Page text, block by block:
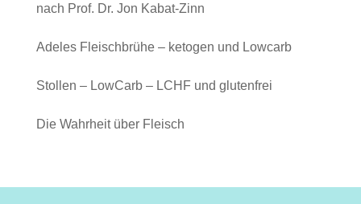
nach Prof. Dr. Jon Kabat-Zinn
Adeles Fleischbrühe – ketogen und Lowcarb
Stollen – LowCarb – LCHF und glutenfrei
Die Wahrheit über Fleisch